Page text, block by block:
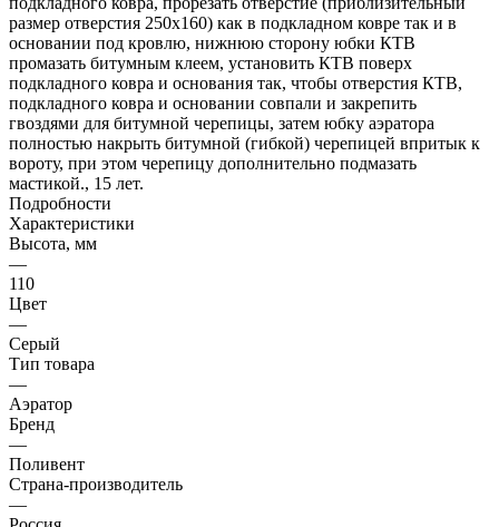
размер отверстия 250х160) как в подкладном ковре так и в
основании под кровлю, нижнюю сторону юбки КТВ
промазать битумным клеем, установить КТВ поверх
подкладного ковра и основания так, чтобы отверстия КТВ,
подкладного ковра и основании совпали и закрепить
гвоздями для битумной черепицы, затем юбку аэратора
полностью накрыть битумной (гибкой) черепицей впритык к
вороту, при этом черепицу дополнительно подмазать
мастикой., 15 лет.
Подробности
Характеристики
Высота, мм
—
110
Цвет
—
Серый
Тип товара
—
Аэратор
Бренд
—
Поливент
Страна-производитель
—